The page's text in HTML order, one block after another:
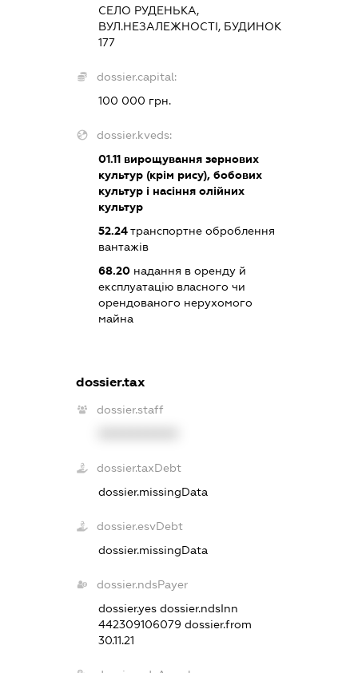
СЕЛО РУДЕНЬКА,
ВУЛ.НЕЗАЛЕЖНОСТІ, БУДИНОК
177
dossier.capital:
100 000 грн.
dossier.kveds:
01.11вирощування зернових
культур (крім рису), бобових
культур і насіння олійних
культур
52.24транспортне оброблення
вантажів
68.20надання в оренду й
експлуатацію власного чи
орендованого нерухомого
майна
dossier.tax
dossier.staff
dossier.taxDebt
dossier.missingData
dossier.esvDebt
dossier.missingData
dossier.ndsPayer
dossier.yes dossier.ndsInn
442309106079 dossier.from
30.11.21